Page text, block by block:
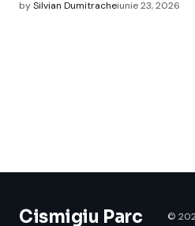
bySilvian Dumitracheiunie 23, 2026
Cismigiu Parc ©